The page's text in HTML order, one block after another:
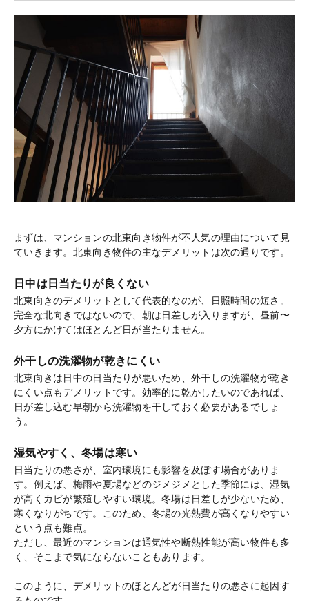
まずは、マンションの北東向き物件が不人気の理由について見
ていきます。北東向き物件の主なデメリットは次の通りです。
日中は日当たりが良くない
北東向きのデメリットとして代表的なのが、日照時間の短さ。
完全な北向きではないので、朝は日差しが入りますが、昼前〜
夕方にかけてはほとんど日が当たりません。
外干しの洗濯物が乾きにくい
北東向きは日中の日当たりが悪いため、外干しの洗濯物が乾き
にくい点もデメリットです。効率的に乾かしたいのであれば、
日が差し込む早朝から洗濯物を干しておく必要があるでしょ
う。
湿気やすく、冬場は寒い
日当たりの悪さが、室内環境にも影響を及ぼす場合がありま
す。例えば、梅雨や夏場などのジメジメとした季節には、湿気
が高くカビが繁殖しやすい環境。冬場は日差しが少ないため、
寒くなりがちです。このため、冬場の光熱費が高くなりやすい
という点も難点。
ただし、最近のマンションは通気性や断熱性能が高い物件も多
く、そこまで気にならないこともあります。
このように、デメリットのほとんどが日当たりの悪さに起因す